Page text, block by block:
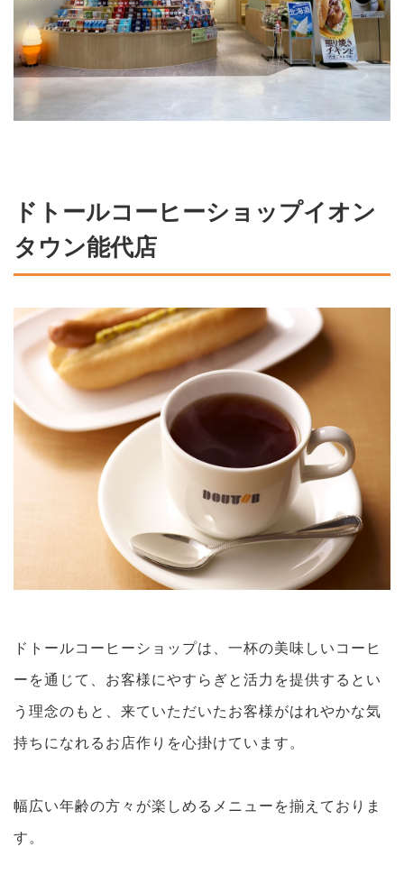
ドトールコーヒーショップイオン
タウン能代店
ドトールコーヒーショップは、一杯の美味しいコーヒ
ーを通じて、お客様にやすらぎと活力を提供するとい
う理念のもと、来ていただいたお客様がはれやかな気
持ちになれるお店作りを心掛けています。
幅広い年齢の方々が楽しめるメニューを揃えておりま
す。